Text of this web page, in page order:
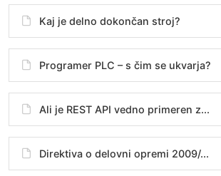
Kaj je delno dokončan stroj?
Programer PLC – s čim se ukvarja?
Ali je REST API vedno primeren z...
Direktiva o delovni opremi 2009/...